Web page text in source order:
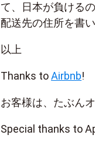
て、日本が負ける
配送先の住所を書
以上
Thanks toAirbnb!
お客様は、たぶん
Special thanks to